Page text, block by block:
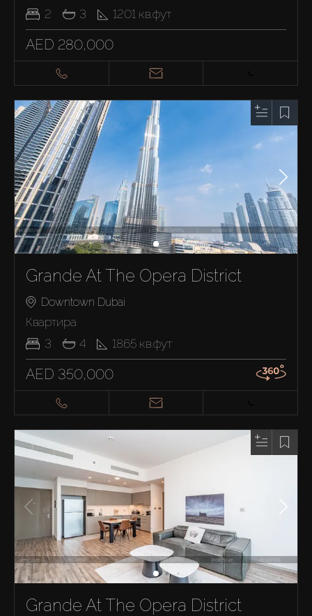
2
3 1201 кв.фут
AED 280,000
Grande At The Opera District
Downtown Dubai
Квартира
3
4 1865 кв.фут
AED 350,000
Grande At The Opera District